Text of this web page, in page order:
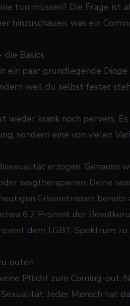
tun müssen? Die Frage ist
hinzuschauen, was ein
Basics
ein paar grundlegende
weil du selbst fester
weder krank noch pervers.
sondern eine von vielen
erzogen. Genauso
wegtherapieren. Deine
Erkenntnissen bereits
6,2 Prozent der
dem LGBT-Spektrum
outen
Pflicht zum Coming-out.
Jeder Mensch hat